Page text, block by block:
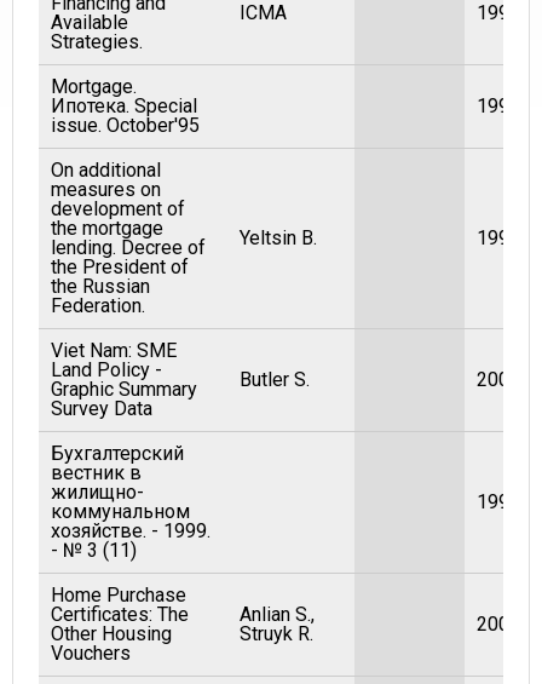
Available
Strategies.
ICMA 1990
Mortgage.
Ипотека. Special
issue. October'95
1995
On additional
measures on
development of
the mortgage
lending. Decree of
the President of
the Russian
Federation.
Yeltsin B. 1996
Viet Nam: SME
Land Policy -
Graphic Summary
Survey Data
Butler S. 2007
Бухгалтерский
вестник в
жилищно-
коммунальном
хозяйстве. - 1999.
- № 3 (11)
1999
Home Purchase
Certificates: The
Other Housing
Vouchers
Anlian S.,
Struyk R.
2003